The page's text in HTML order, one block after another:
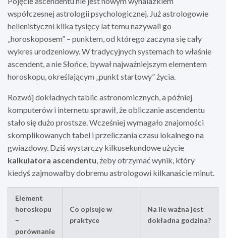
współczesnej astrologii psychologicznej. Już astrologowie
hellenistyczni kilka tysięcy lat temu nazywali go
„horoskoposem” – punktem, od którego zaczyna się cały
wykres urodzeniowy. W tradycyjnych systemach to właśnie
ascendent, a nie Słońce, bywał najważniejszym elementem
horoskopu, określającym „punkt startowy” życia.
Rozwój dokładnych tablic astronomicznych, a później
komputerów i internetu sprawił, że obliczanie ascendentu
stało się dużo prostsze. Wcześniej wymagało znajomości
skomplikowanych tabel i przeliczania czasu lokalnego na
gwiazdowy. Dziś wystarczy kilkusekundowe użycie
kalkulatora ascendentu, żeby otrzymać wynik, który
kiedyś zajmowałby dobremu astrologowi kilkanaście minut.
Element
horoskopu
–
porównanie
Co opisuje w
praktyce
Na ile ważna jest
dokładna godzina?